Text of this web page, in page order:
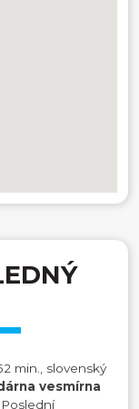
min., slovenský
árna vesmírna